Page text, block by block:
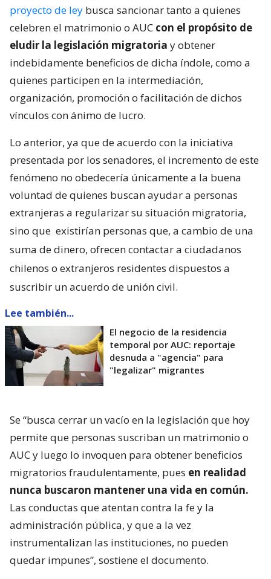
proyecto de ley busca sancionar tanto a quienes
celebren el matrimonio o AUC con el propósito de
eludir la legislación migratoria y obtener
indebidamente beneficios de dicha índole, como a
quienes participen en la intermediación,
organización, promoción o facilitación de dichos
vínculos con ánimo de lucro.
Lo anterior, ya que de acuerdo con la iniciativa
presentada por los senadores, el incremento de este
fenómeno no obedecería únicamente a la buena
voluntad de quienes buscan ayudar a personas
extranjeras a regularizar su situación migratoria,
sino que existirían personas que, a cambio de una
suma de dinero, ofrecen contactar a ciudadanos
chilenos o extranjeros residentes dispuestos a
suscribir un acuerdo de unión civil.
Lee también...
El negocio de la residencia
temporal por AUC: reportaje
desnuda a "agencia" para
"legalizar" migrantes
Se “busca cerrar un vacío en la legislación que hoy
permite que personas suscriban un matrimonio o
AUC y luego lo invoquen para obtener beneficios
migratorios fraudulentamente, pues en realidad
nunca buscaron mantener una vida en común.
Las conductas que atentan contra la fe y la
administración pública, y que a la vez
instrumentalizan las instituciones, no pueden
quedar impunes”, sostiene el documento.